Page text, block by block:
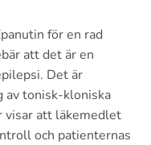
för en rad
att det är en
Det är
av tonisk-kloniska
visar att läkemedlet
och patienternas